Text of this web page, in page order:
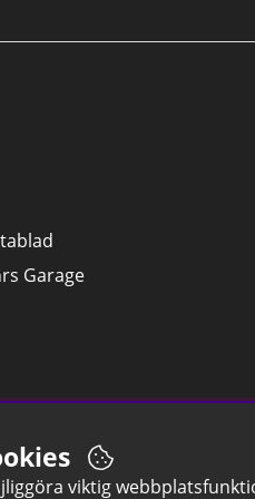
Garage
viktig